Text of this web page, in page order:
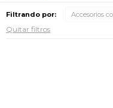
Filtrando por: Accesorios
Quitar filtros